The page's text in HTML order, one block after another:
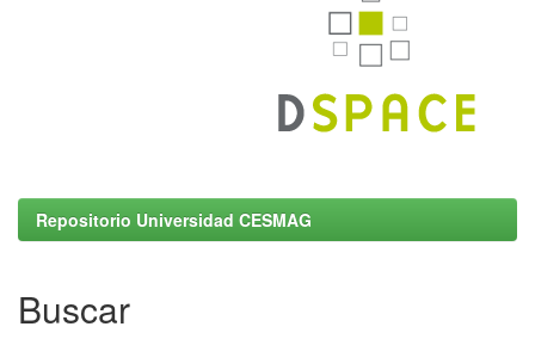
Repositorio Universidad CESMAG
Buscar